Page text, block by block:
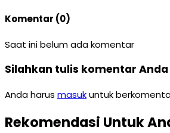
Komentar (0)
Saat ini belum ada komentar
Silahkan tulis komentar Anda
Anda harus masukuntuk
Rekomendasi Untuk